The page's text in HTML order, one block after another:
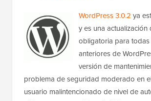
WordPress 3.0.2 ya
y es una
obligatoria para
anteriores de
versión de
problema de seguridad moderado en
usuario malintencionado de nivel de